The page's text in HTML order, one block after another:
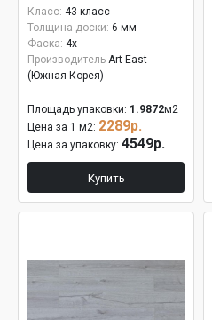
803
Класс: 43 класс
Толщина доски: 6 мм
Фаска: 4x
Производитель Art East
(Южная Корея)
Площадь упаковки: 1.9872м2
Цена за 1 м2: 2289р.
Цена за упаковку: 4549р.
Купить